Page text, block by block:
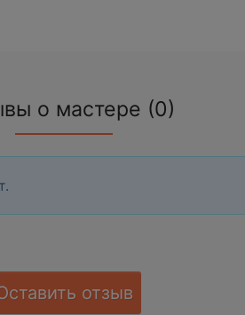
о мастере (0)
отзыв